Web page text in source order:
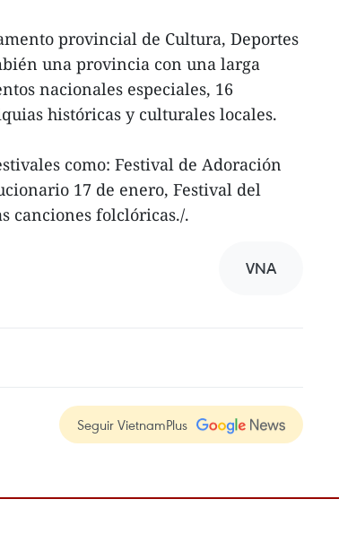
provincial de Cultura, Deportes
una provincia con una larga
nacionales especiales, 16
históricas y culturales locales.
como: Festival de Adoración
17 de enero, Festival del
canciones folclóricas./.
VNA
Seguir VietnamPlus